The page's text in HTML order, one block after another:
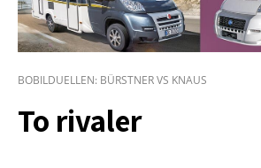
BOBILDUELLEN: BÜRSTNER VS KNAUS
To rivaler